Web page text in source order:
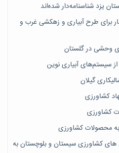
اعتبار برای طرح آبیاری و زهکشی غرب و
وحشی در گلستان
از سیستم‌های آبیاری نوین
کشاورزی
کشاورزی
از زمین های کشاورزی سیستان و بلوچستان به